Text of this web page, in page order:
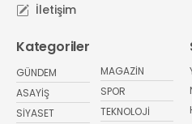
İletişim
Kategoriler
GÜNDEM
ASAYİŞ
SİYASET
MAGAZİN
SPOR
TEKNOLOJİ